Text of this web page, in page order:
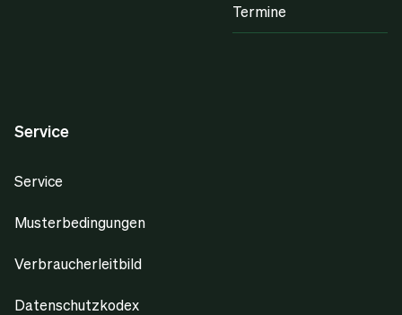
Termine
Service
Service
Musterbedingungen
Verbraucherleitbild
Datenschutzkodex